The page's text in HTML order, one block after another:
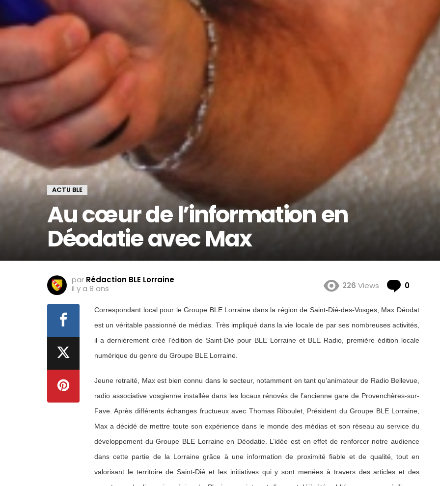
ACTU BLE
Au cœur de l’information en
Déodatie avec Max
par Rédaction BLE Lorraine
il y a 8 ans
226 Views 0
Correspondant local pour le Groupe BLE Lorraine dans la région de Saint-Dié-des-Vosges, Max Déodat
est un véritable passionné de médias. Très impliqué dans la vie locale de par ses nombreuses activités,
il a dernièrement créé l’édition de Saint-Dié pour BLE Lorraine et BLE Radio, première édition locale
numérique du genre du Groupe BLE Lorraine.
Jeune retraité, Max est bien connu dans le secteur, notamment en tant qu’animateur de Radio Bellevue,
radio associative vosgienne installée dans les locaux rénovés de l’ancienne gare de Provenchères-sur-
Fave. Après différents échanges fructueux avec Thomas Riboulet, Président du Groupe BLE Lorraine,
Max a décidé de mettre toute son expérience dans le monde des médias et son réseau au service du
développement du Groupe BLE Lorraine en Déodatie. L’idée est en effet de renforcer notre audience
dans cette partie de la Lorraine grâce à une information de proximité fiable et de qualité, tout en
valorisant le territoire de Saint-Dié et les initiatives qui y sont menées à travers des articles et des